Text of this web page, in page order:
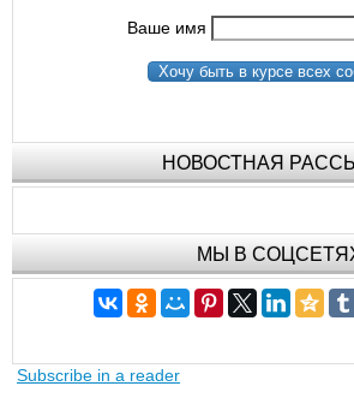
Ваше имя
Хочу быть в курсе всех
НОВОСТНАЯ
МЫ В
Subscribe in a reader